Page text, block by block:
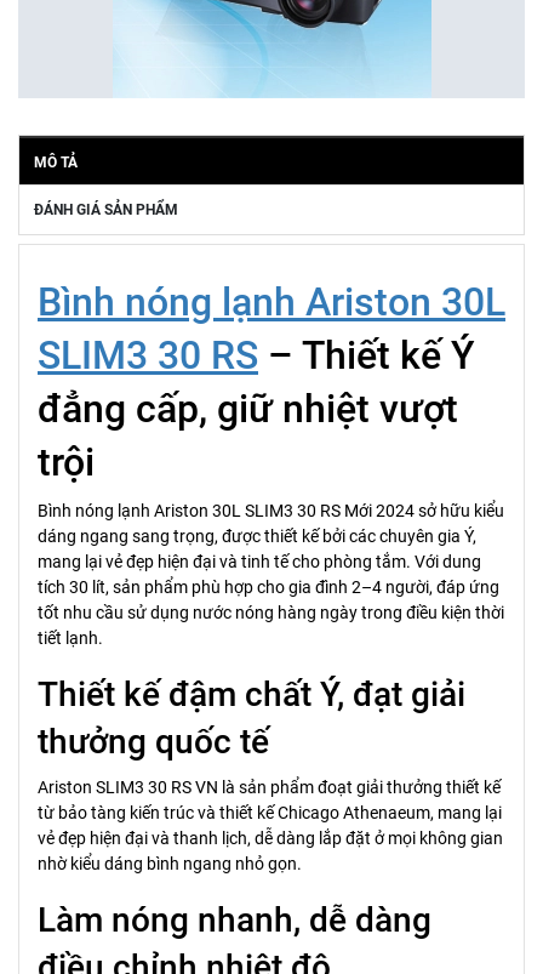
MÔ TẢ
ĐÁNH GIÁ SẢN PHẨM
Bình nóng lạnh Ariston 30L
SLIM3 30 RS – Thiết kế Ý
đẳng cấp, giữ nhiệt vượt
trội
Bình nóng lạnh Ariston 30L SLIM3 30 RS Mới 2024 sở hữu kiểu
dáng ngang sang trọng, được thiết kế bởi các chuyên gia Ý,
mang lại vẻ đẹp hiện đại và tinh tế cho phòng tắm. Với dung
tích 30 lít, sản phẩm phù hợp cho gia đình 2–4 người, đáp ứng
tốt nhu cầu sử dụng nước nóng hàng ngày trong điều kiện thời
tiết lạnh.
Thiết kế đậm chất Ý, đạt giải
thưởng quốc tế
Ariston SLIM3 30 RS VN là sản phẩm đoạt giải thưởng thiết kế
từ bảo tàng kiến trúc và thiết kế Chicago Athenaeum, mang lại
vẻ đẹp hiện đại và thanh lịch, dễ dàng lắp đặt ở mọi không gian
nhờ kiểu dáng bình ngang nhỏ gọn.
Làm nóng nhanh, dễ dàng